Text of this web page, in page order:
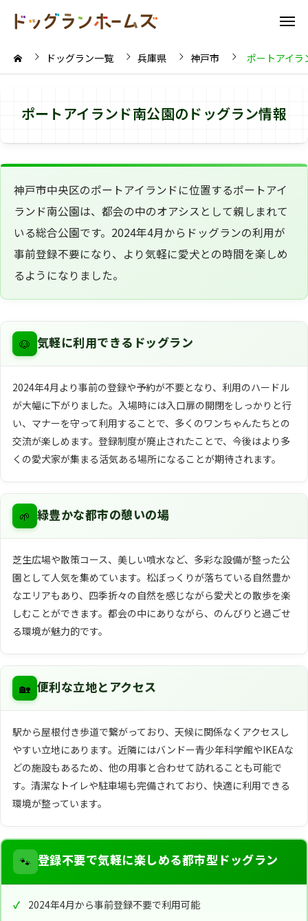
ドッグラン一覧 兵庫県 神戸市 ポートアイラ
ポートアイランド南公園のドッグラン情報
神戸市中央区のポートアイランドに位置するポートアイ
ランド南公園は、都会の中のオアシスとして親しまれて
いる総合公園です。2024年4月からドッグランの利用が
事前登録不要になり、より気軽に愛犬との時間を楽しめ
るようになりました。
🐶 気軽に利用できるドッグラン
2024年4月より事前の登録や予約が不要となり、利用のハードル
が大幅に下がりました。入場時には入口扉の開閉をしっかりと行
い、マナーを守って利用することで、多くのワンちゃんたちとの
交流が楽しめます。登録制度が廃止されたことで、今後はより多
くの愛犬家が集まる活気ある場所になることが期待されます。
🌱 緑豊かな都市の憩いの場
芝生広場や散策コース、美しい噴水など、多彩な設備が整った公
園として人気を集めています。松ぼっくりが落ちている自然豊か
なエリアもあり、四季折々の自然を感じながら愛犬との散歩を楽
しむことができます。都会の中にありながら、のんびりと過ごせ
る環境が魅力的です。
🏡 便利な立地とアクセス
駅から屋根付き歩道で繋がっており、天候に関係なくアクセスし
やすい立地にあります。近隣にはバンドー青少年科学館やIKEAな
どの施設もあるため、他の用事と合わせて訪れることも可能で
す。清潔なトイレや駐車場も完備されており、快適に利用できる
環境が整っています。
🐾 登録不要で気軽に楽しめる都市型ドッグラン
2024年4月から事前登録不要で利用可能